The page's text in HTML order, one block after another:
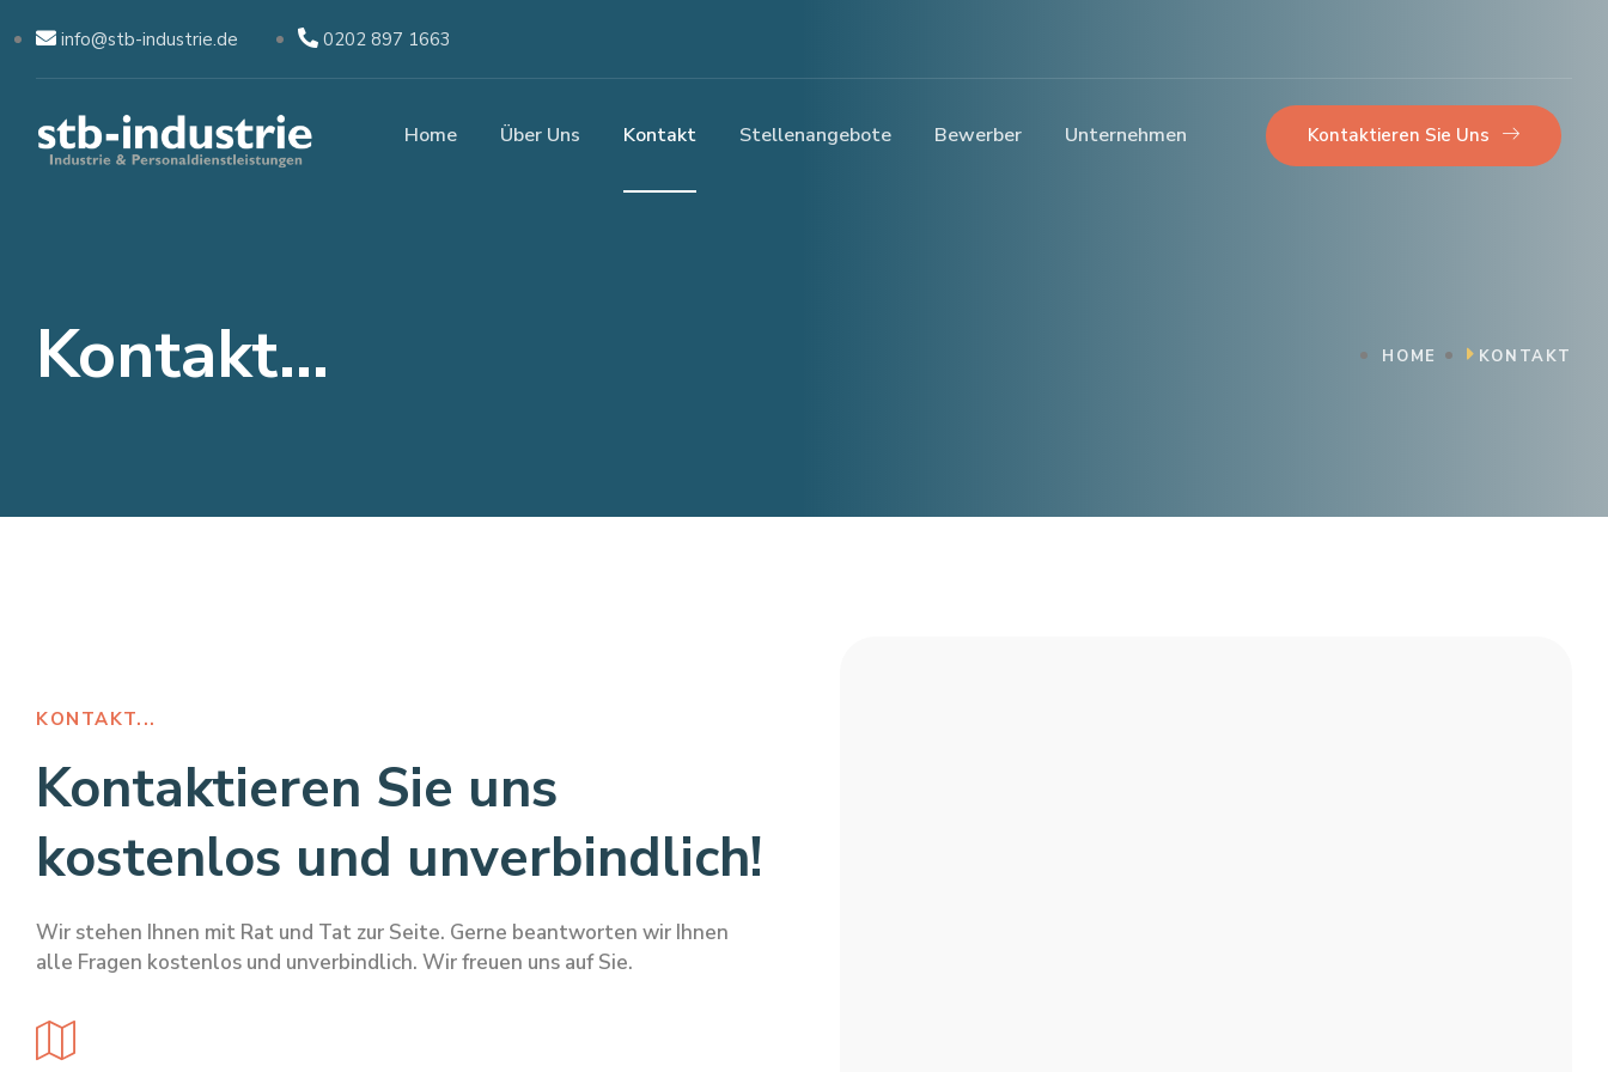
info@stb-industrie.de 0202 897 1663
Home Über Uns Kontakt Stellenangebote Bewerber Unternehmen Kontaktieren Sie Uns
Kontakt... HOME KONTAKT
KONTAKT...
Kontaktieren Sie uns
kostenlos und unverbindlich!
Wir stehen Ihnen mit Rat und Tat zur Seite. Gerne beantworten wir Ihnen
alle Fragen kostenlos und unverbindlich. Wir freuen uns auf Sie.